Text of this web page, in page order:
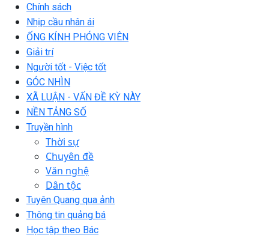
Chính sách
Nhịp cầu nhân ái
ỐNG KÍNH PHÓNG VIÊN
Giải trí
Người tốt - Việc tốt
GÓC NHÌN
XÃ LUẬN - VẤN ĐỀ KỲ NÀY
NỀN TẢNG SỐ
Truyền hình
Thời sự
Chuyên đề
Văn nghệ
Dân tộc
Tuyên Quang qua ảnh
Thông tin quảng bá
Học tập theo Bác